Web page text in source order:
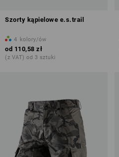
Szorty kąpielowe e.s.trail
4 kolory/ów
od 110,58 zł
(z VAT) od 3 sztuki